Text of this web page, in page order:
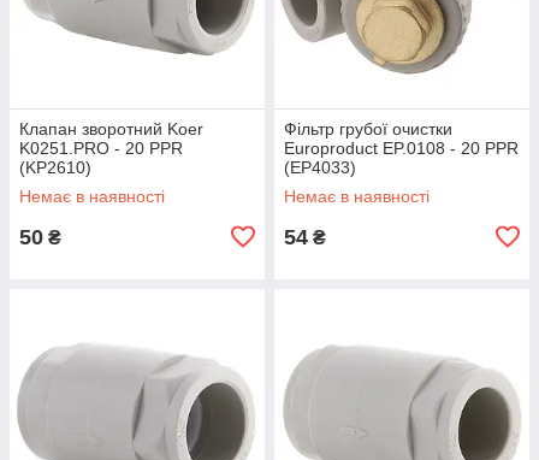
Клапан зворотний Koer
K0251.PRO - 20 PPR
(KP2610)
Немає в наявності
50 ₴
Фільтр грубої очистки
Europroduct EP.0108 - 20 PPR
(EP4033)
Немає в наявності
54 ₴